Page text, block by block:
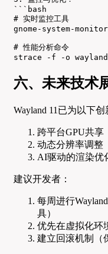
```bash
# 实时监控工具
gnome-system-
# 性能分析命令
strace -f -o
六、未来技术
Wayland 11已为以下创
跨平台GPU共享
动态分辨率调整
AI驱动的渲染优
建议开发者：
每周进行
具）
优先在虚拟化环
建立回滚机制（